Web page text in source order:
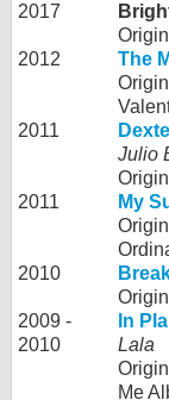
2017
2012
The
2011
Julio
2011
My
2010
2009 -
2010
In
Lala
Me